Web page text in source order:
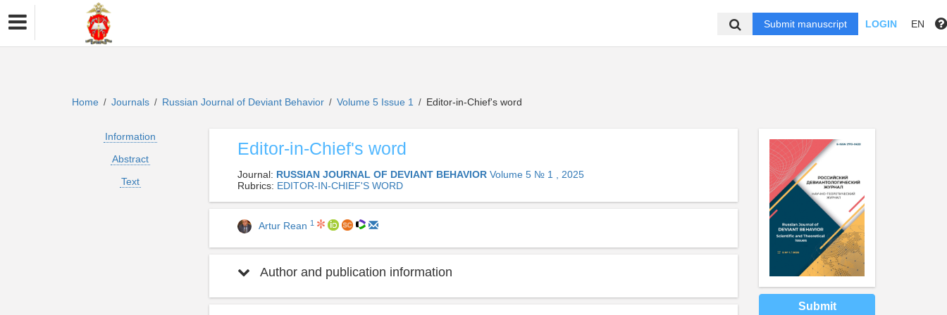
Submit manuscript LOGIN EN
Home / Journals / Russian Journal of Deviant Behavior / Volume 5 Issue 1 / Editor-in-Chief's word
Information
Abstract
Text
Editor-in-Chief's word
Journal: RUSSIAN JOURNAL OF DEVIANT BEHAVIOR Volume 5 № 1 , 2025
Rubrics: EDITOR-IN-CHIEF'S WORD
Artur Rean 1
Author and publication information
Submit